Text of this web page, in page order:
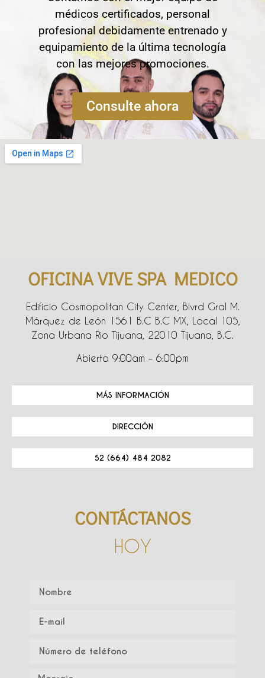
médicos certificados, personal
profesional debidamente entrenado y
equipamiento de la última tecnología
con las mejores promociones.
Consulte ahora
OFICINA VIVE SPA MEDICO
Edificio Cosmopolitan City Center, Blvrd Gral M.
Márquez de León 1561 B.C B.C MX, Local 105,
Zona Urbana Rio Tijuana, 22010 Tijuana, B.C.
Abierto 9:00am – 6:00pm
MÁS INFORMACIÓN
DIRECCIÓN
52 (664) 484 2082
CONTÁCTANOS
HOY